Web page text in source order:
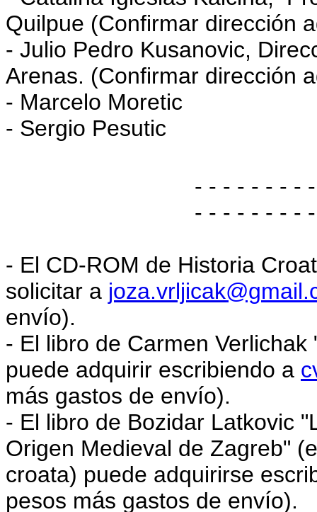
Quilpue (Confirmar dirección
- Julio Pedro Kusanovic,
Arenas. (Confirmar dirección
- Marcelo Moretic
- Sergio Pesutic
- - - - - - - -
- - - - - - - -
- El CD-ROM de Historia
solicitar a joza.vrljicak
envío).
- El libro de Carmen
puede adquirir escribiendo a
más gastos de envío).
- El libro de Bozidar Latkovic
Origen Medieval de Zagreb"
croata) puede adquirirse
pesos más gastos de envío).